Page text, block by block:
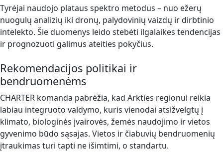
Tyrėjai naudojo plataus spektro metodus – nuo ežerų
nuogulų analizių iki dronų, palydovinių vaizdų ir dirbtinio
intelekto. Šie duomenys leido stebėti ilgalaikes tendencijas
ir prognozuoti galimus ateities pokyčius.
Rekomendacijos politikai ir
bendruomenėms
CHARTER komanda pabrėžia, kad Arkties regionui reikia
labiau integruoto valdymo, kuris vienodai atsižvelgtų į
klimato, biologinės įvairovės, žemės naudojimo ir vietos
gyvenimo būdo sąsajas. Vietos ir čiabuvių bendruomenių
įtraukimas turi tapti ne išimtimi, o standartu.